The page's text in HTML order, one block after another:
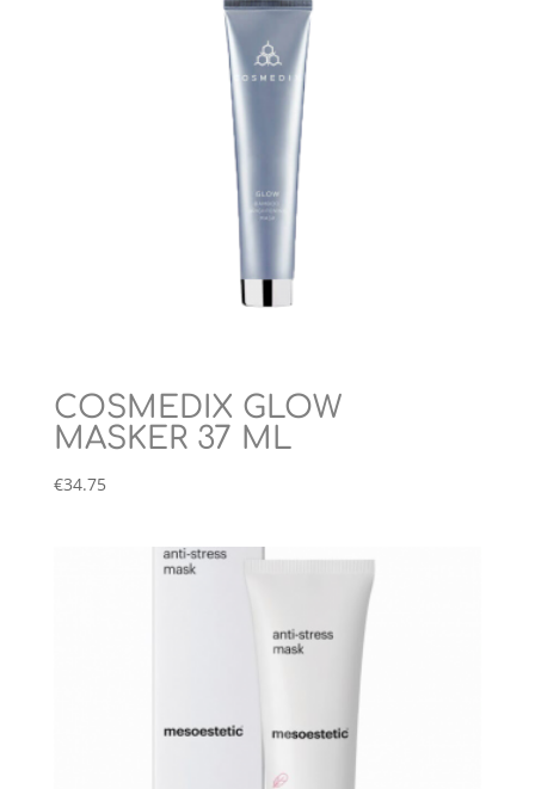
COSMEDIX GLOW
MASKER 37 ML
€34.75